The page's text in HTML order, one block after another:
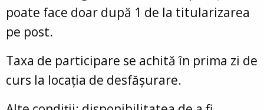
poate face doar după 1 de la titularizarea
pe post.
Taxa de participare se achită în prima zi de
curs la locația de desfășurare.